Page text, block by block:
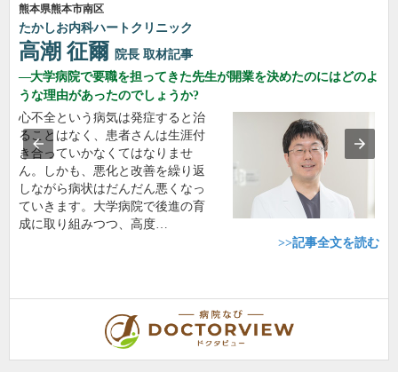
熊本県熊本市南区
たかしお内科ハートクリニック
高潮 征爾 院長 取材記事
大学病院で要職を担ってきた先生が開業を決めたのにはどのよ
うな理由があったのでしょうか?
心不全という病気は発症すると治
ることはなく、患者さんは生涯付
き合っていかなくてはなりませ
ん。しかも、悪化と改善を繰り返
しながら病状はだんだん悪くなっ
ていきます。大学病院で後進の育
成に取り組みつつ、高度…
>>記事全文を読む